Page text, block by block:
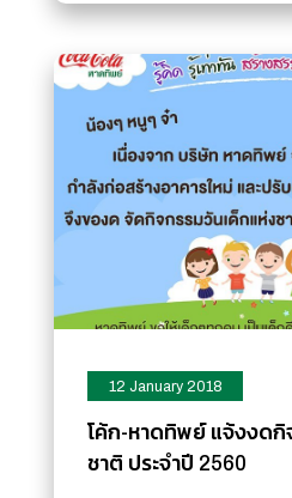
12 January 2018
โค้ก-หาดทิพย์ แจ้งงดกิ
ชาติ ประจำปี 2560